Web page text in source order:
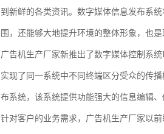
到新鲜的各类资讯。数字媒体信息发布系
围，还能够大地提升环境的整体形象，也是
广告机生产厂家新推出了数字媒体控制系
实现了同一系统中不同终端区分受众的传
布系统，该系统提供功能强大的信息编辑、
针对客户的业务需求，广告机生产厂家以